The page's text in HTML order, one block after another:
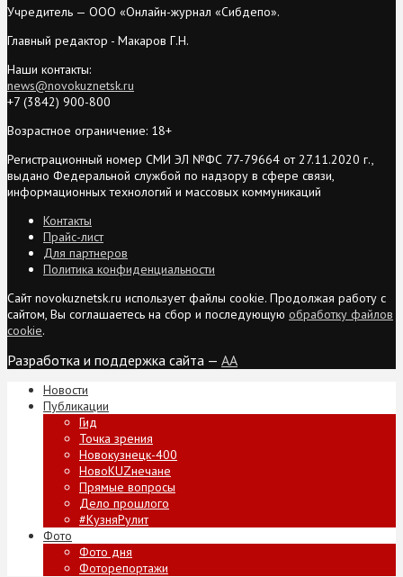
Учредитель — ООО «Онлайн-журнал «Сибдепо».
Главный редактор - Макаров Г.Н.
Наши контакты:
news@novokuznetsk.ru
+7 (3842) 900-800
Возрастное ограничение: 18+
Регистрационный номер СМИ ЭЛ №ФС 77-79664 от 27.11.2020 г.,
выдано Федеральной службой по надзору в сфере связи,
информационных технологий и массовых коммуникаций
Контакты
Прайс-лист
Для партнеров
Политика конфиденциальности
Сайт novokuznetsk.ru использует файлы cookie. Продолжая работу с
сайтом, Вы соглашаетесь на сбор и последующую обработку файлов
cookie.
Разработка и поддержка сайта — AA
Новости
Публикации
Гид
Точка зрения
Новокузнецк-400
НовоKUZнечане
Прямые вопросы
Дело прошлого
#КузняРулит
Фото
Фото дня
Фоторепортажи